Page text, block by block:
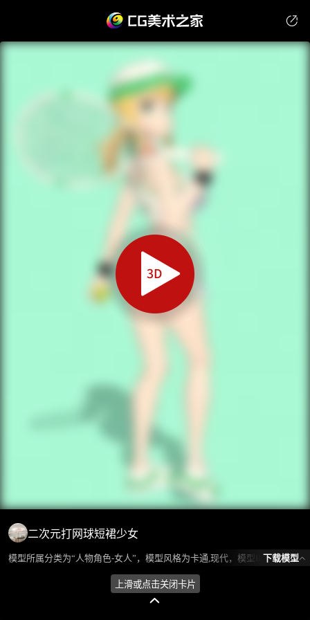
二次元打网球短裙少女
模型所属分类为“人物角色-女人”，模型风格为卡通,现代，模型ID为102827，本模型由设计师 老炮 在2024-10-12 17:38:22上传，含.fbx，.gltf，.blend(Blender)相关源文件下载格式，点数为65665，面数为82663，材质数为8，贴图数为4，CG美术之家持续为您更新与数字孪生、影视动画和游戏VR等相关优质资源。
下载模型
上滑或点击关闭卡片